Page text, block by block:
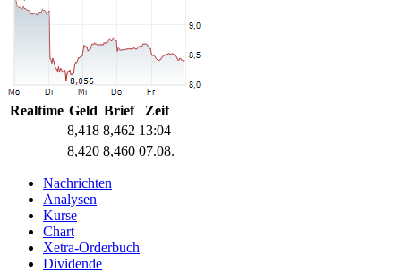
Realtime Geld Brief
Zeit
8,418 8,462 13:04
8,420 8,460 07.08.
Nachrichten
Analysen
Kurse
Chart
Xetra-Orderbuch
Dividende